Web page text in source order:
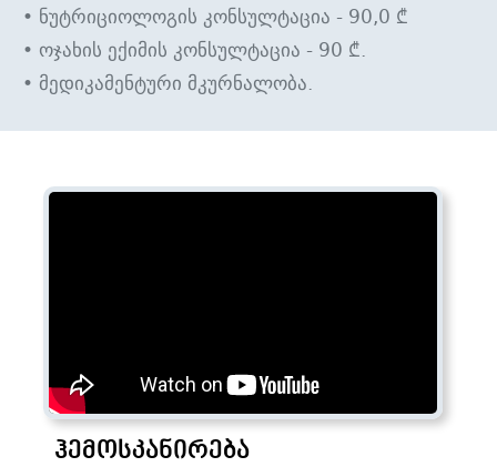
• ნუტრიციოლოგის კონსულტაცია - 90,0 ₾
• ოჯახის ექიმის კონსულტაცია - 90 ₾.
• მედიკამენტური მკურნალობა.
ჰემოსკანირება